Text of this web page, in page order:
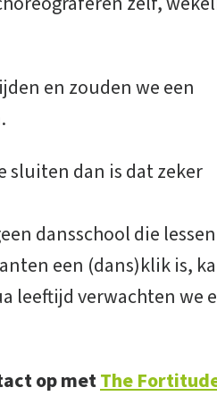
en zouden we een
sluiten dan is dat zeker
dansschool die lessen
een (dans)klik is,
leeftijd verwachten we
op metThe